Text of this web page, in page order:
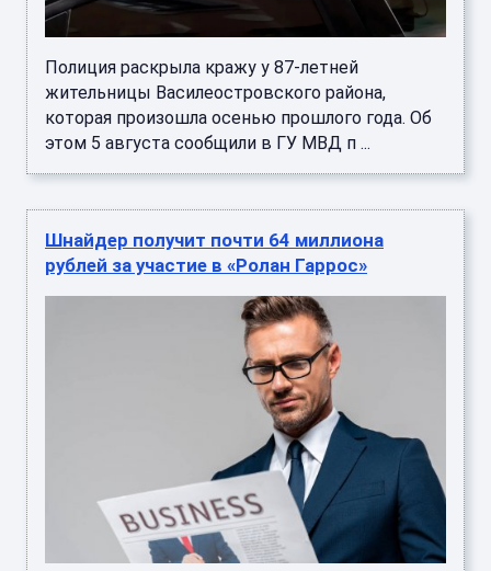
Полиция раскрыла кражу у 87-летней
жительницы Василеостровского района,
которая произошла осенью прошлого года. Об
этом 5 августа сообщили в ГУ МВД п ...
Шнайдер получит почти 64 миллиона
рублей за участие в «Ролан Гаррос»